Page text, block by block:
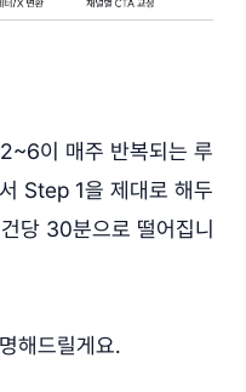
이 매주 반복되는 루
Step 1을 제대로 해두
당 30분으로 떨어집니
해드릴게요.